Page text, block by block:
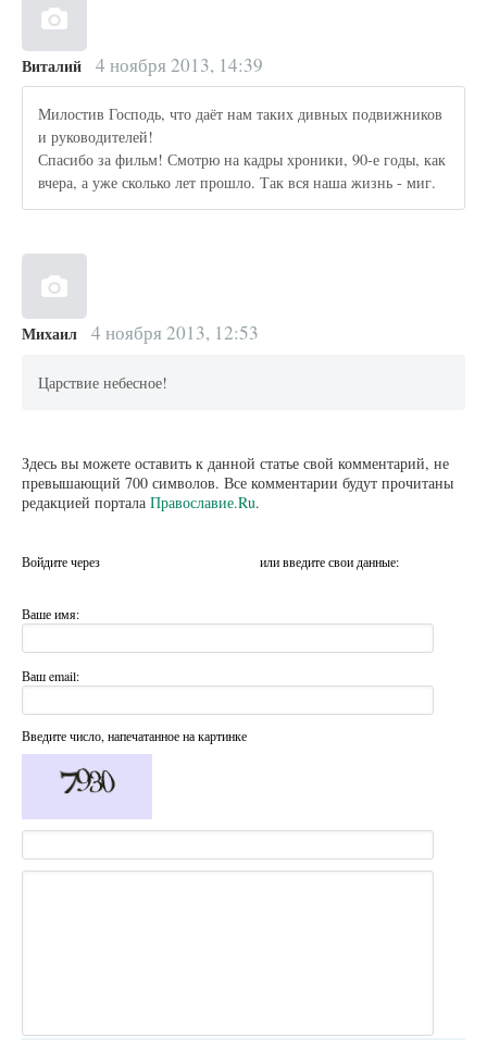
Виталий 4 ноября 2013, 14:39
Милостив Господь, что даёт нам таких дивных подвижников
и руководителей!
Спасибо за фильм! Смотрю на кадры хроники, 90-е годы, как
вчера, а уже сколько лет прошло. Так вся наша жизнь - миг.
Михаил 4 ноября 2013, 12:53
Царствие небесное!
Здесь вы можете оставить к данной статье свой комментарий, не
превышающий 700 символов. Все комментарии будут прочитаны
редакцией портала Православие.Ru.
Войдите через или введите свои данные:
Ваше имя:
Ваш email:
Введите число, напечатанное на картинке